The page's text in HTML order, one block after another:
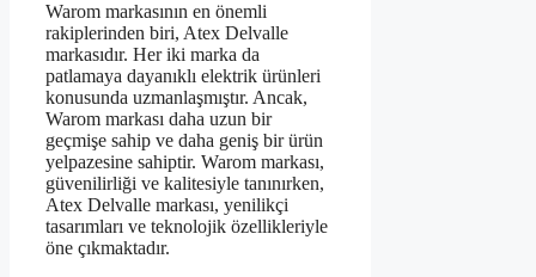
Warom markasının en önemli
rakiplerinden biri, Atex Delvalle
markasıdır. Her iki marka da
patlamaya dayanıklı elektrik ürünleri
konusunda uzmanlaşmıştır. Ancak,
Warom markası daha uzun bir
geçmişe sahip ve daha geniş bir ürün
yelpazesine sahiptir. Warom markası,
güvenilirliği ve kalitesiyle tanınırken,
Atex Delvalle markası, yenilikçi
tasarımları ve teknolojik özellikleriyle
öne çıkmaktadır.